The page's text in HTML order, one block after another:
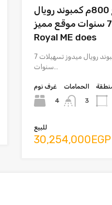
فيلا مستقله للبيع 800م كمبوند رويال
ميدوز تسهيلات 7 سنوات موقع مميز
Royal ME does
فيلا مستقله للبيع 800م كمبوند رويال ميدوز تسهيلات 7
سنوات…
غرف نوم
4
الحمامات
3
للبيع
30,254,000EGP